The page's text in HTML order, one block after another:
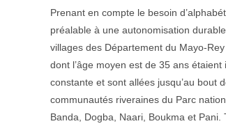
Prenant en compte le besoin
préalable à une autonomisation
villages des Département du Mayo-
dont l’âge moyen est de 35 ans
constante et sont allées jusqu’au bout
communautés riveraines du Parc
Banda, Dogba, Naari, Boukma et